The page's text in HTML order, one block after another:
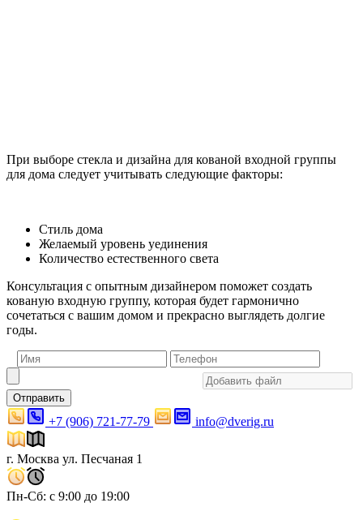
При выборе стекла и дизайна для кованой входной группы
для дома следует учитывать следующие факторы:
Стиль дома
Желаемый уровень уединения
Количество естественного света
Консультация с опытным дизайнером поможет создать
кованую входную группу, которая будет гармонично
сочетаться с вашим домом и прекрасно выглядеть долгие
годы.
Отправить
+7 (906) 721-77-79 info@dverig.ru
г. Москва ул. Песчаная 1
Пн-Сб: с 9:00 до 19:00